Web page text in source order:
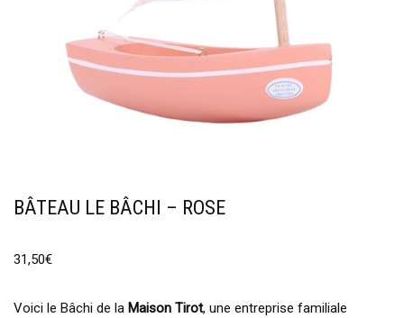
BÂTEAU LE BÂCHI – ROSE
31,50€
Voici le Bâchi de la Maison Tirot, une entreprise familiale